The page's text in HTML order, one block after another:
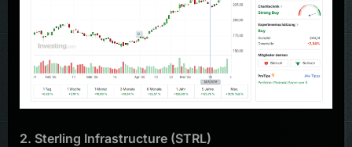
2. Sterling Infrastructure (STRL)